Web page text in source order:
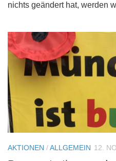
nichts geändert hat, werden
AKTIONEN /ALLGEMEIN 12.